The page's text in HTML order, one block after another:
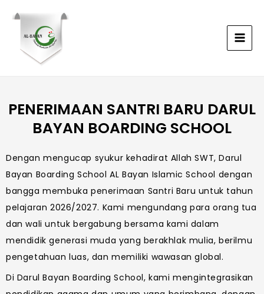
PENERIMAAN SANTRI BARU DARUL
BAYAN BOARDING SCHOOL
Dengan mengucap syukur kehadirat Allah SWT, Darul
Bayan Boarding School AL Bayan Islamic School dengan
bangga membuka penerimaan Santri Baru untuk tahun
pelajaran 2026/2027. Kami mengundang para orang tua
dan wali untuk bergabung bersama kami dalam
mendidik generasi muda yang berakhlak mulia, berilmu
pengetahuan luas, dan memiliki wawasan global.
Di Darul Bayan Boarding School, kami mengintegrasikan